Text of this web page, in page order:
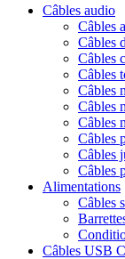
Câbles audio
Câbles
Câbles
Câbles
Câbles
Câbles
Câbles
Câbles
Câbles
Câbles
Câbles
Alimentations
Câbles
Câbles USB